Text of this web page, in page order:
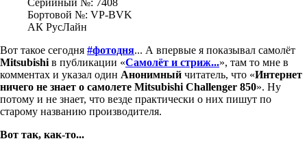
Бортовой №: VP-BVK
АК РусЛайн
Вот такое сегодня #фотодня... А впервые я показывал самолёт
Mitsubishi в публикации «Самолёт и стриж...», там то мне в
комментах и указал один Анонимный читатель, что «Интернет
ничего не знает о самолете Mitsubishi Challenger 850». Ну
потому и не знает, что везде практически о них пишут по
старому названию производителя.
Вот так, как-то...